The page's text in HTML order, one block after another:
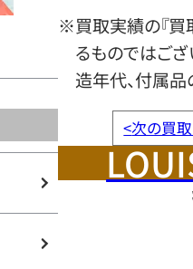
※買取実績の『買
るものではござ
造年代、付属品
<次の買